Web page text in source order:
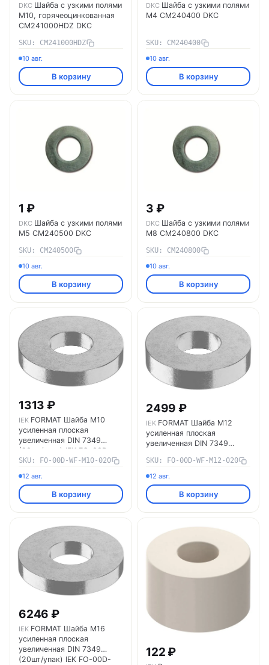
DKC Шайба с узкими полями
М10, горячеоцинкованная
CM241000HDZ DKC
SKU: CM241000HDZ
10 авг.
В корзину
DKC Шайба с узкими полями
М4 CM240400 DKC
SKU: CM240400
10 авг.
В корзину
1 ₽
DKC Шайба с узкими полями
М5 CM240500 DKC
SKU: CM240500
10 авг.
В корзину
3 ₽
DKC Шайба с узкими полями
М8 CM240800 DKC
SKU: CM240800
10 авг.
В корзину
1313 ₽
IEK FORMAT Шайба М10
усиленная плоская
увеличенная DIN 7349
(20шт/упак) IEK FO-00D-
WF-M10-020
SKU: FO-00D-WF-M10-020
12 авг.
В корзину
2499 ₽
IEK FORMAT Шайба М12
усиленная плоская
увеличенная DIN 7349
WF-M12-020
SKU: FO-00D-WF-M12-020
12 авг.
В корзину
6246 ₽
IEK FORMAT Шайба М16
усиленная плоская
увеличенная DIN 7349
(20шт/упак) IEK FO-00D-
122 ₽